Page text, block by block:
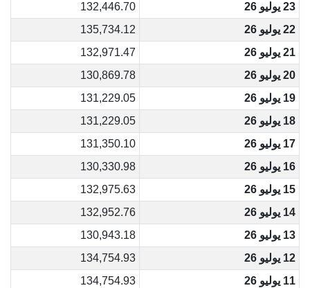
23 يوليو 26
132,446.70
22 يوليو 26
135,734.12
21 يوليو 26
132,971.47
20 يوليو 26
130,869.78
19 يوليو 26
131,229.05
18 يوليو 26
131,229.05
17 يوليو 26
131,350.10
16 يوليو 26
130,330.98
15 يوليو 26
132,975.63
14 يوليو 26
132,952.76
13 يوليو 26
130,943.18
12 يوليو 26
134,754.93
11 يوليو 26
134,754.93